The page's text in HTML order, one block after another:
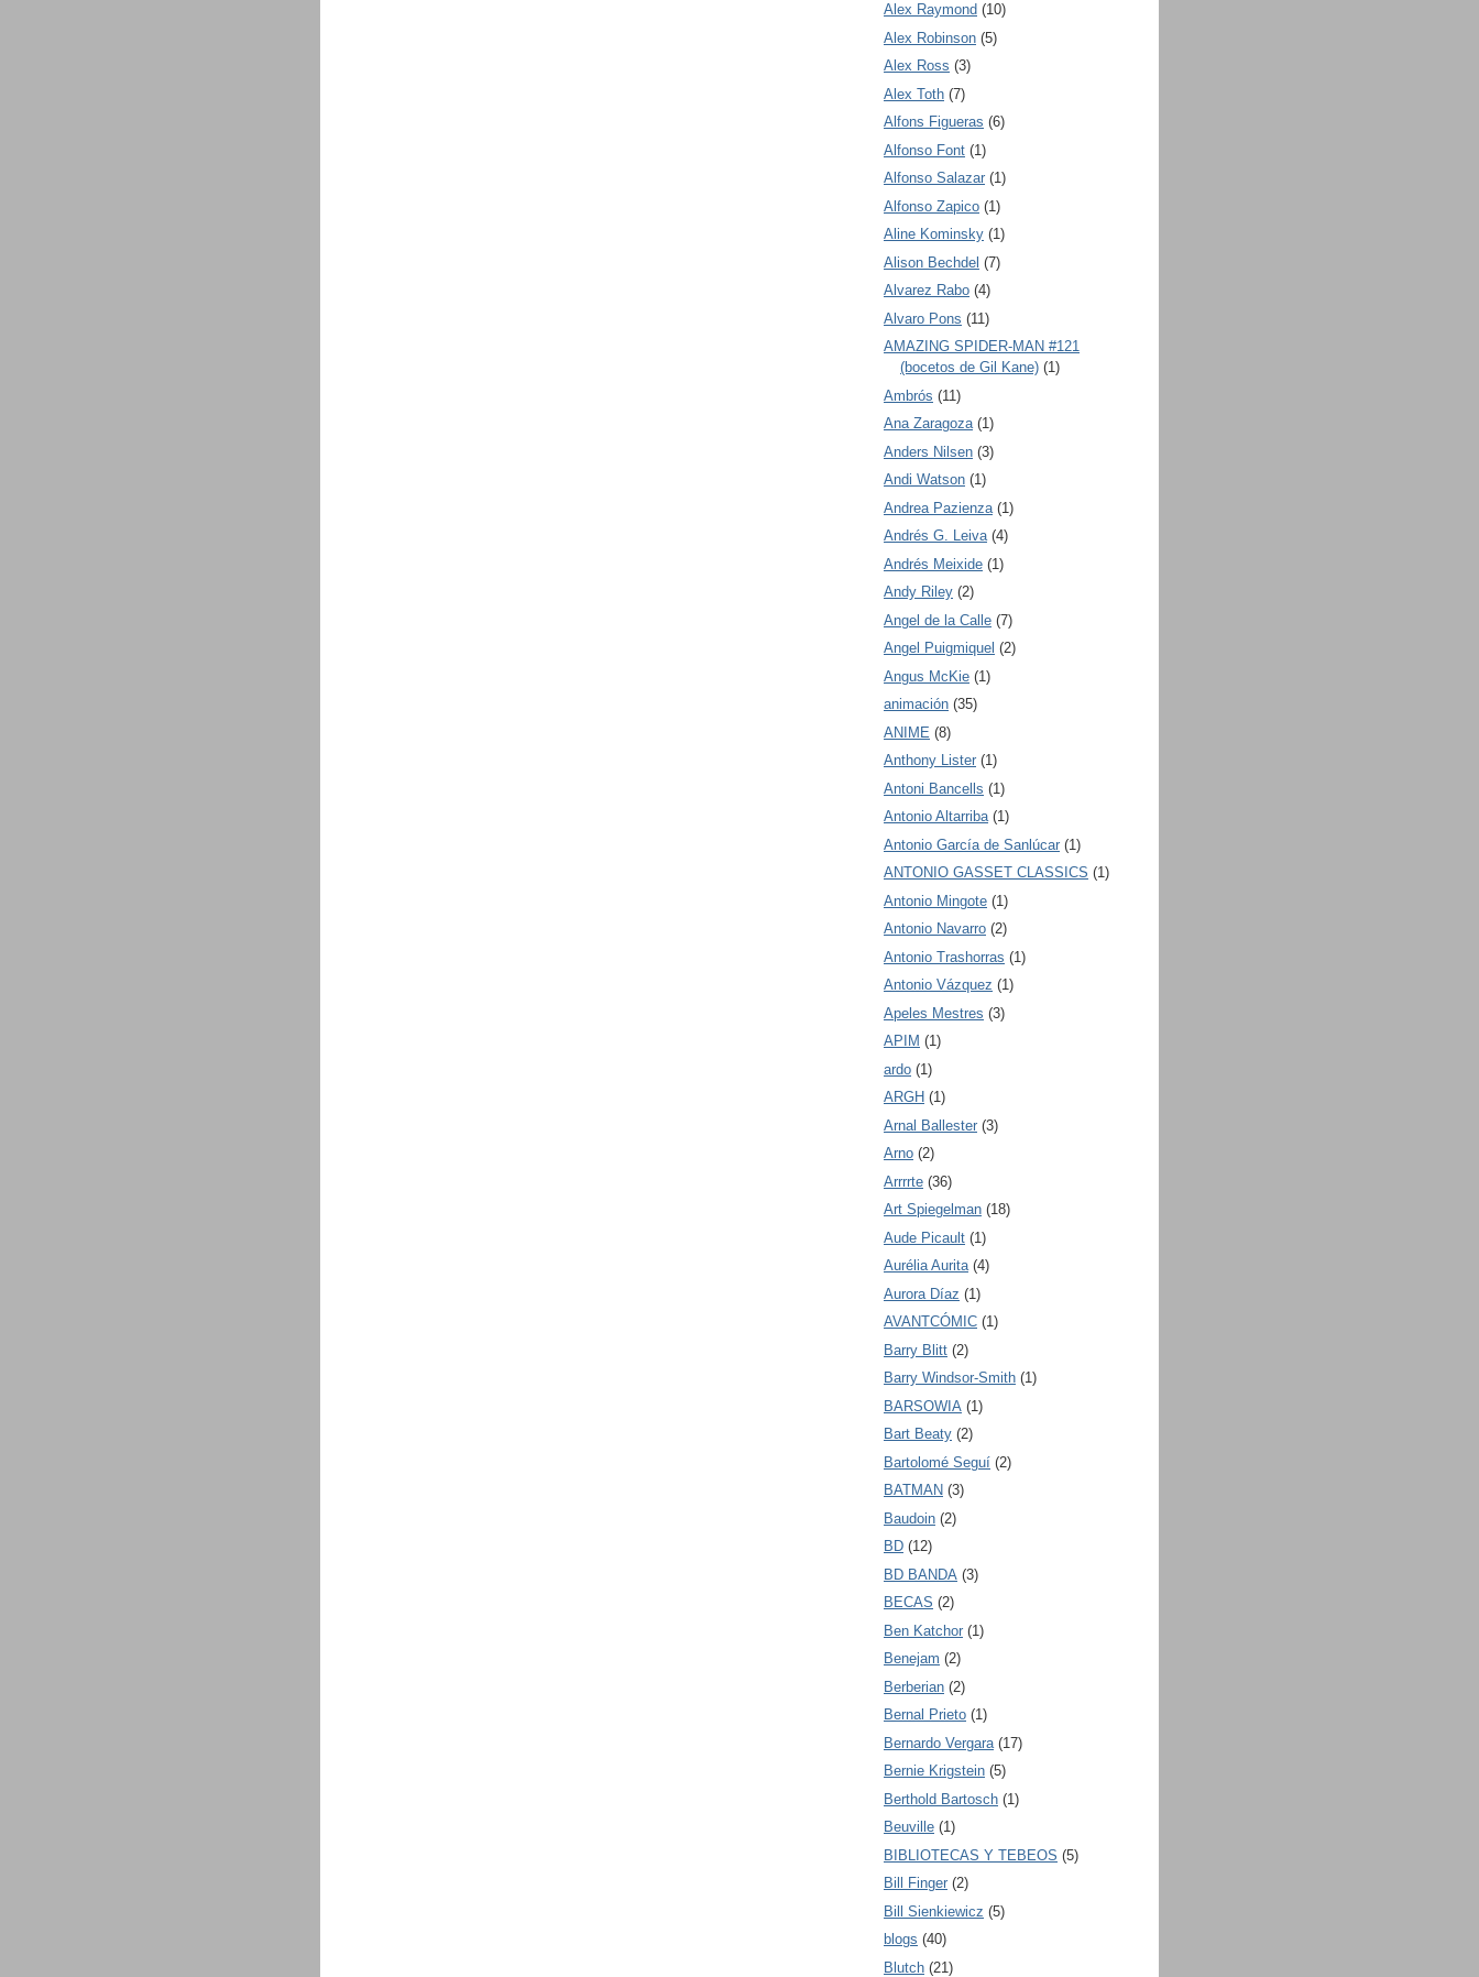
Alex Raymond (10)
Alex Robinson (5)
Alex Ross (3)
Alex Toth (7)
Alfons Figueras (6)
Alfonso Font (1)
Alfonso Salazar (1)
Alfonso Zapico (1)
Aline Kominsky (1)
Alison Bechdel (7)
Alvarez Rabo (4)
Alvaro Pons (11)
AMAZING SPIDER-MAN #121
(bocetos de Gil Kane) (1)
Ambrós (11)
Ana Zaragoza (1)
Anders Nilsen (3)
Andi Watson (1)
Andrea Pazienza (1)
Andrés G. Leiva (4)
Andrés Meixide (1)
Andy Riley (2)
Angel de la Calle (7)
Angel Puigmiquel (2)
Angus McKie (1)
animación (35)
ANIME (8)
Anthony Lister (1)
Antoni Bancells (1)
Antonio Altarriba (1)
Antonio García de Sanlúcar (1)
ANTONIO GASSET CLASSICS (1)
Antonio Mingote (1)
Antonio Navarro (2)
Antonio Trashorras (1)
Antonio Vázquez (1)
Apeles Mestres (3)
APIM (1)
ardo (1)
ARGH (1)
Arnal Ballester (3)
Arno (2)
Arrrrte (36)
Art Spiegelman (18)
Aude Picault (1)
Aurélia Aurita (4)
Aurora Díaz (1)
AVANTCÓMIC (1)
Barry Blitt (2)
Barry Windsor-Smith (1)
BARSOWIA (1)
Bart Beaty (2)
Bartolomé Seguí (2)
BATMAN (3)
Baudoin (2)
BD (12)
BD BANDA (3)
BECAS (2)
Ben Katchor (1)
Benejam (2)
Berberian (2)
Bernal Prieto (1)
Bernardo Vergara (17)
Bernie Krigstein (5)
Berthold Bartosch (1)
Beuville (1)
BIBLIOTECAS Y TEBEOS (5)
Bill Finger (2)
Bill Sienkiewicz (5)
blogs (40)
Blutch (21)